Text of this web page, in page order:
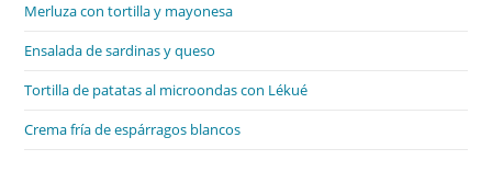
Merluza con tortilla y mayonesa
Ensalada de sardinas y queso
Tortilla de patatas al microondas con Lékué
Crema fría de espárragos blancos